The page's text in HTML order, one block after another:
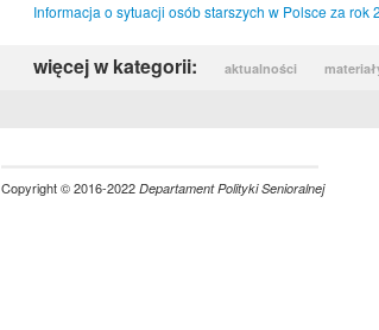
Informacja o sytuacji osób starszych w Polsce za rok
więcej w kategorii: aktualności
Copyright © 2016-2022 Departament Polityki Senioralnej